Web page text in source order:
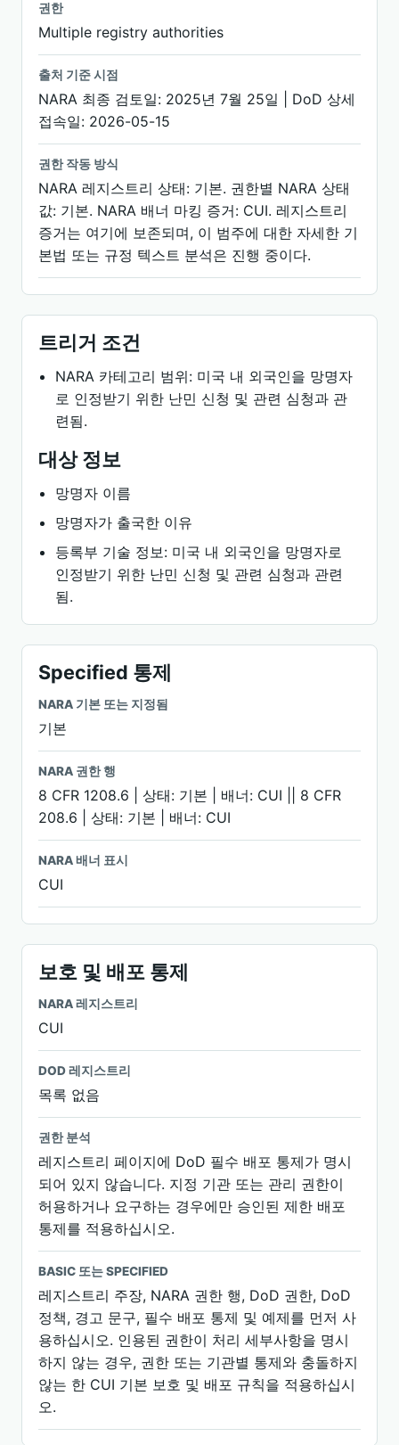
권한
Multiple registry authorities
출처 기준 시점
NARA 최종 검토일: 2025년 7월 25일 | DoD 상세
접속일: 2026-05-15
권한 작동 방식
NARA 레지스트리 상태: 기본. 권한별 NARA 상태
값: 기본. NARA 배너 마킹 증거: CUI. 레지스트리
증거는 여기에 보존되며, 이 범주에 대한 자세한 기
본법 또는 규정 텍스트 분석은 진행 중이다.
트리거 조건
NARA 카테고리 범위: 미국 내 외국인을 망명자
로 인정받기 위한 난민 신청 및 관련 심청과 관
련됨.
대상 정보
망명자 이름
망명자가 출국한 이유
등록부 기술 정보: 미국 내 외국인을 망명자로
인정받기 위한 난민 신청 및 관련 심청과 관련
됨.
Specified 통제
NARA 기본 또는 지정됨
기본
NARA 권한 행
8 CFR 1208.6 | 상태: 기본 | 배너: CUI || 8 CFR
208.6 | 상태: 기본 | 배너: CUI
NARA 배너 표시
CUI
보호 및 배포 통제
NARA 레지스트리
CUI
DOD 레지스트리
목록 없음
권한 분석
레지스트리 페이지에 DoD 필수 배포 통제가 명시
되어 있지 않습니다. 지정 기관 또는 관리 권한이
허용하거나 요구하는 경우에만 승인된 제한 배포
통제를 적용하십시오.
BASIC 또는 SPECIFIED
레지스트리 주장, NARA 권한 행, DoD 권한, DoD
정책, 경고 문구, 필수 배포 통제 및 예제를 먼저 사
용하십시오. 인용된 권한이 처리 세부사항을 명시
하지 않는 경우, 권한 또는 기관별 통제와 충돌하지
않는 한 CUI 기본 보호 및 배포 규칙을 적용하십시
오.